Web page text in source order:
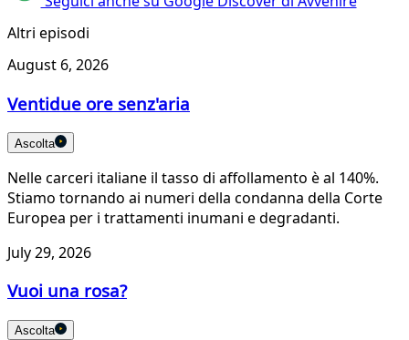
Altri episodi
August 6, 2026
Ventidue ore senz'aria
Ascolta
Nelle carceri italiane il tasso di affollamento è al 140%.
Stiamo tornando ai numeri della condanna della Corte
Europea per i trattamenti inumani e degradanti.
July 29, 2026
Vuoi una rosa?
Ascolta